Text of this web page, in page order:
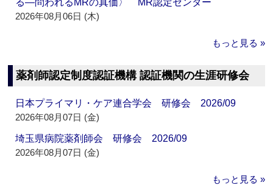
る―問われるMRの真価〉 MR認定センター
2026年08月06日 (木)
もっと見る »
薬剤師認定制度認証機構 認証機関の生涯研修会
日本プライマリ・ケア連合学会 研修会 2026/09
2026年08月07日 (金)
埼玉県病院薬剤師会 研修会 2026/09
2026年08月07日 (金)
もっと見る »